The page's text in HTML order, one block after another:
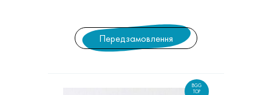
Передзамовлення
BGG
TOP